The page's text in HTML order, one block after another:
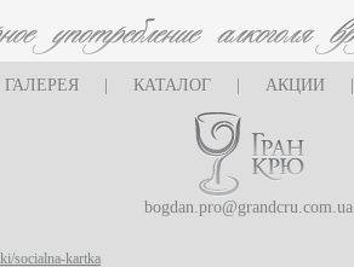
ГАЛЕРЕЯ КАТАЛОГ АКЦИИ
socialna-kartka
bogdan.pro@grandcru.com.ua